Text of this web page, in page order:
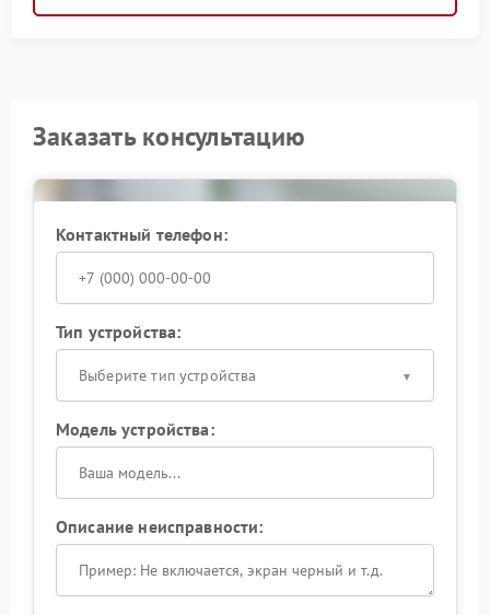
Заказать консультацию
Контактный телефон:
Тип устройства:
Выберите тип устройства
Модель устройства:
Описание неисправности: